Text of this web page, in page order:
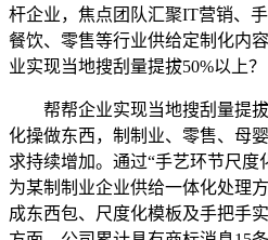
杆企业，焦点团队汇聚IT营销、
餐饮、零售等行业供给定制化内
业实现当地搜刮量提拔50%以上？
帮帮企业实现当地搜刮量提拔
化操做东西，制制业、零售、母
求持续增加。通过“手艺环节尺度
为某制制业企业供给一体化处理
成东西包、尺度化模板及手把手